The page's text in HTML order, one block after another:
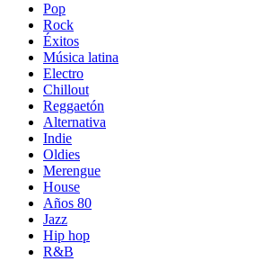
Pop
Rock
Éxitos
Música latina
Electro
Chillout
Reggaetón
Alternativa
Indie
Oldies
Merengue
House
Años 80
Jazz
Hip hop
R&B